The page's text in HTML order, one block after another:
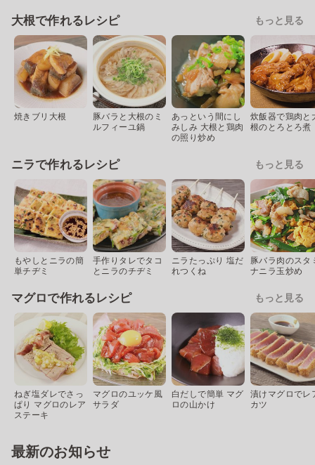
大根で作れるレシピ もっと見る
焼きブリ大根
豚バラと大根のミ
ルフィーユ鍋
あっという間にし
みしみ 大根と鶏肉
の照り炒め
炊飯器で鶏肉と
根のとろとろ煮
ニラで作れるレシピ もっと見る
もやしとニラの簡
単チヂミ
手作りタレでタコ
とニラのチヂミ
ニラたっぷり 塩だ
れつくね
豚バラ肉のスタ
ナニラ玉炒め
マグロで作れるレシピ もっと見る
ねぎ塩ダレでさっ
ぱり マグロのレア
ステーキ
マグロのユッケ風
サラダ
白だしで簡単 マグ
ロの山かけ
漬けマグロでレ
カツ
最新のお知らせ